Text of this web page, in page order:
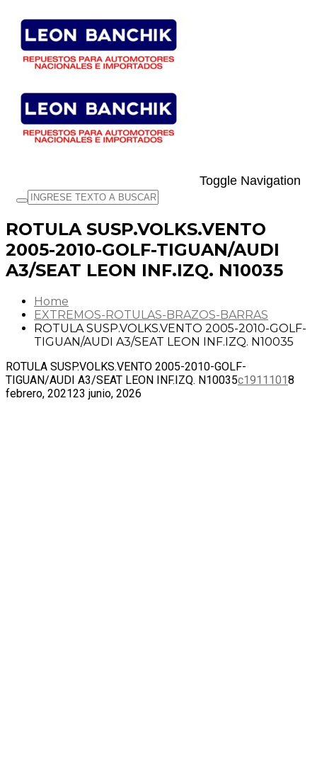
Toggle Navigation
ROTULA SUSP.VOLKS.VENTO
2005-2010-GOLF-TIGUAN/AUDI
A3/SEAT LEON INF.IZQ. N10035
Home
EXTREMOS-ROTULAS-BRAZOS-BARRAS
ROTULA SUSP.VOLKS.VENTO 2005-2010-GOLF-
TIGUAN/AUDI A3/SEAT LEON INF.IZQ. N10035
ROTULA SUSP.VOLKS.VENTO 2005-2010-GOLF-
TIGUAN/AUDI A3/SEAT LEON INF.IZQ. N10035c19111018
febrero, 202123 junio, 2026